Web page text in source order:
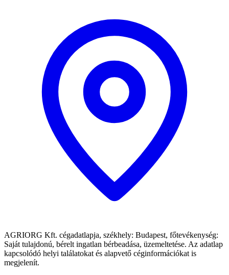
AGRIORG Kft. cégadatlapja, székhely: Budapest, főtevékenység:
Saját tulajdonú, bérelt ingatlan bérbeadása, üzemeltetése. Az adatlap
kapcsolódó helyi találatokat és alapvető céginformációkat is
megjelenít.